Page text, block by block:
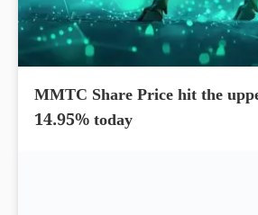
MMTC Share Price hit the
14.95% today